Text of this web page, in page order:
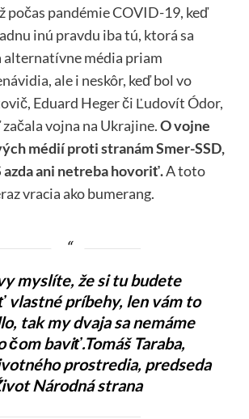
počas pandémie COVID-19, keď
inú pravdu iba tú, ktorá sa
alternatívne média priam
ale i neskôr, keď bol vo
Eduard Heger či Ľudovít Ódor,
vojna na Ukrajine.O vojne
médií proti stranám Smer-SSD,
azda ani netreba hovoriť.A toto
vracia ako bumerang.
myslíte, že si tu budete
vlastné príbehy, len vám to
tak my dvaja sa nemáme
čom baviť.Tomáš Taraba,
prostredia, predseda
Národná strana